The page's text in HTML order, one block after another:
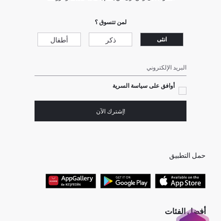
لمن تتسوق ؟
انثى ذكر أطفال
البريد الإلكتروني
أوافق على سياسة السرية
!إشترك الآن
حمل التطبيق
أفضل الفئات